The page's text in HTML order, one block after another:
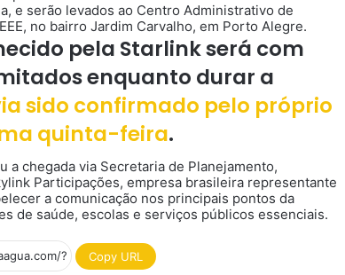
e serão levados ao Centro Administrativo de
no bairro Jardim Carvalho, em Porto Alegre.
pela Starlink será com
enquanto durar a
sido confirmado pelo próprio
quinta-feira.
chegada via Secretaria de Planejamento,
Participações, empresa brasileira representante
a comunicação nos principais pontos da
de saúde, escolas e serviços públicos essenciais.
Copy URL